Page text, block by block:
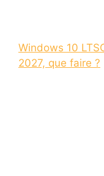
Windows 10
2027, que faire ?